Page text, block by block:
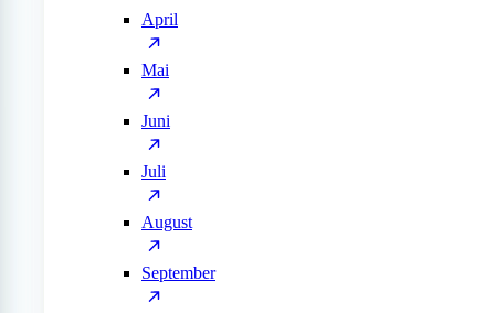
April
Mai
Juni
Juli
August
September